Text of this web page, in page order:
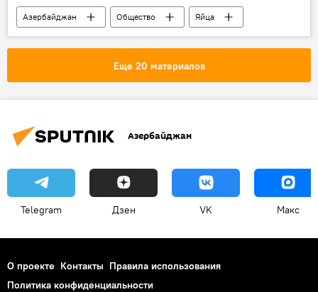
Азербайджан Общество
Яйца
Подорожание
мнение
Еще 20 материалов
Азербайджан
Telegram Дзен VK Макс
О проекте Контакты Правила использования
Политика конфиденциальности